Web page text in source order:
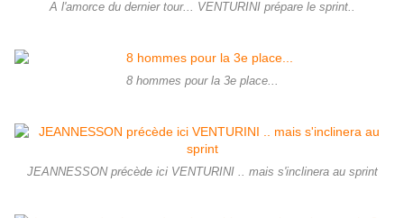
A l'amorce du dernier tour... VENTURINI prépare le sprint..
8 hommes pour la 3e place...
JEANNESSON précède ici VENTURINI .. mais s'inclinera au sprint